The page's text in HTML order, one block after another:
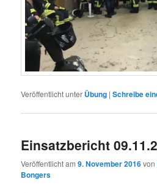
Veröffentlicht unter Übung |Schreibe
Einsatzbericht
Veröffentlicht am9. November 2016von
Bongers